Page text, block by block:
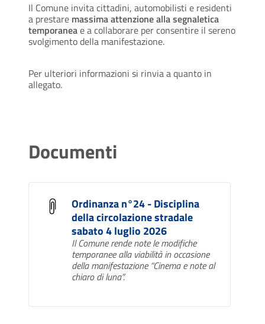
Il Comune invita cittadini, automobilisti e residenti
a prestare massima attenzione alla segnaletica
temporaneae a collaborare per consentire il sereno
svolgimento della manifestazione.
Per ulteriori informazioni si rinvia a quanto in
allegato.
Documenti
Ordinanza n°24 - Disciplina
della circolazione stradale
sabato 4 luglio 2026
Il Comune rende note le modifiche
temporanee alla viabilità in occasione
della manifestazione “Cinema e note al
chiaro di luna”.